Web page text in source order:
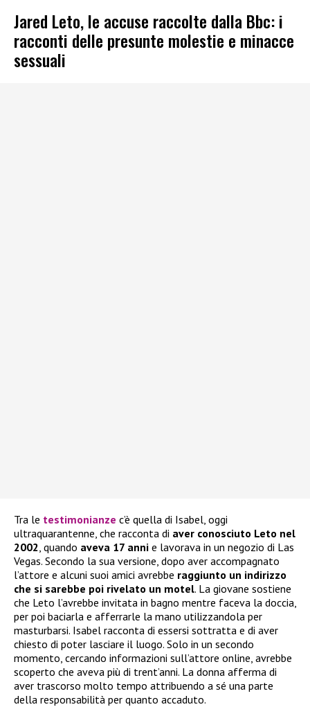
Jared Leto, le accuse raccolte dalla Bbc: i
racconti delle presunte molestie e minacce
sessuali
Tra le testimonianze c’è quella di Isabel, oggi
ultraquarantenne, che racconta di aver conosciuto Leto nel
2002 , quando aveva 17 anni e lavorava in un negozio di Las
Vegas. Secondo la sua versione, dopo aver accompagnato
l’attore e alcuni suoi amici avrebbe raggiunto un indirizzo
che si sarebbe poi rivelato un motel. La giovane sostiene
che Leto l’avrebbe invitata in bagno mentre faceva la doccia,
per poi baciarla e afferrarle la mano utilizzandola per
masturbarsi. Isabel racconta di essersi sottratta e di aver
chiesto di poter lasciare il luogo. Solo in un secondo
momento, cercando informazioni sull’attore online, avrebbe
scoperto che aveva più di trent’anni. La donna afferma di
aver trascorso molto tempo attribuendo a sé una parte
della responsabilità per quanto accaduto.